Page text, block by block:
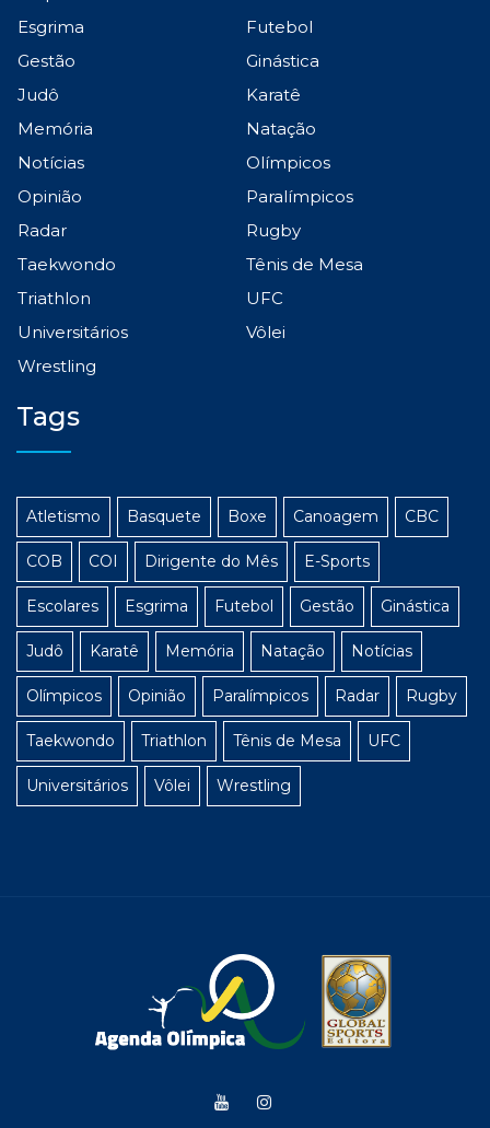
Esgrima
Futebol
Gestão
Ginástica
Judô
Karatê
Memória
Natação
Notícias
Olímpicos
Opinião
Paralímpicos
Radar
Rugby
Taekwondo
Tênis de Mesa
Triathlon
UFC
Universitários
Vôlei
Wrestling
Tags
Atletismo Basquete Boxe Canoagem CBC
COB COI Dirigente do Mês E-Sports
Escolares Esgrima Futebol Gestão Ginástica
Judô Karatê Memória Natação Notícias
Olímpicos Opinião Paralímpicos Radar Rugby
Taekwondo Triathlon Tênis de Mesa UFC
Universitários Vôlei Wrestling